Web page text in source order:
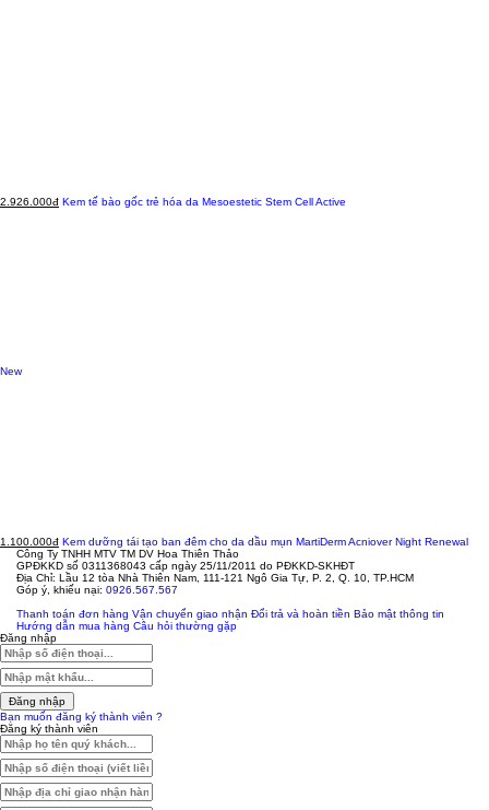
2.926.000đ Kem tế bào gốc trẻ hóa da Mesoestetic Stem Cell Active
New
1.100.000đ Kem dưỡng tái tạo ban đêm cho da dầu mụn MartiDerm Acniover Night Renewal
Công Ty TNHH MTV TM DV Hoa Thiên Thảo
GPĐKKD số 0311368043 cấp ngày 25/11/2011 do PĐKKD-SKHĐT
Địa Chỉ: Lầu 12 tòa Nhà Thiên Nam, 111-121 Ngô Gia Tự, P. 2, Q. 10, TP.HCM
Góp ý, khiếu nại: 0926.567.567
Thanh toán đơn hàng Vận chuyển giao nhận Đổi trả và hoàn tiền Bảo mật thông tin
Hướng dẫn mua hàng Câu hỏi thường gặp
Đăng nhập
Đăng nhập
Bạn muốn đăng ký thành viên ?
Đăng ký thành viên